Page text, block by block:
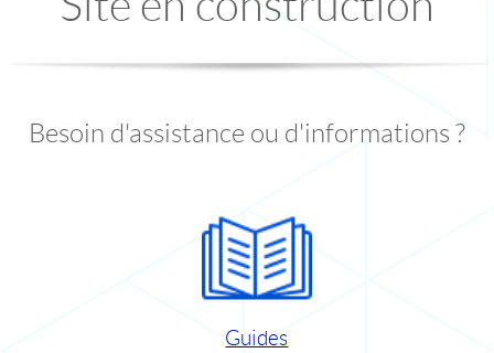
Besoin d'assistance ou d'informations ?
Guides